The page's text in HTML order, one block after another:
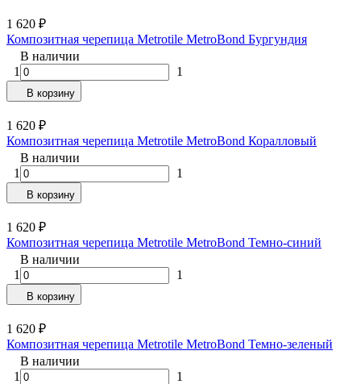
1 620 ₽
Композитная черепица Metrotile MetroBond Бургундия
В наличии
1
1
В корзину
1 620 ₽
Композитная черепица Metrotile MetroBond Коралловый
В наличии
1
1
В корзину
1 620 ₽
Композитная черепица Metrotile MetroBond Темно-синий
В наличии
1
1
В корзину
1 620 ₽
Композитная черепица Metrotile MetroBond Темно-зеленый
В наличии
1
1